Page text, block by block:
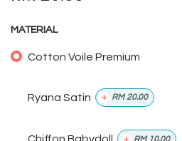
MATERIAL
Cotton Voile Premium
Ryana Satin + RM20.00
+ RM 10.00